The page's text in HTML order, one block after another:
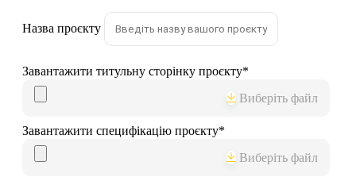
Назва проєкту
Завантажити титульну сторінку проєкту*
Виберіть файл
Завантажити специфікацію проєкту*
Виберіть файл